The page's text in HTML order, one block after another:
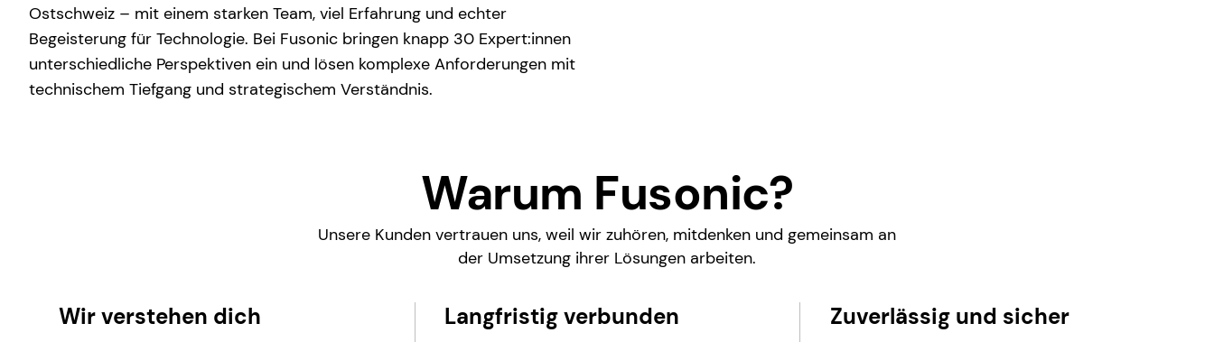
Ostschweiz – mit einem starken Team, viel Erfahrung und echter
Begeisterung für Technologie. Bei Fusonic bringen knapp 30 Expert:innen
unterschiedliche Perspektiven ein und lösen komplexe Anforderungen mit
technischem Tiefgang und strategischem Verständnis.
Warum Fusonic?
Unsere Kunden vertrauen uns, weil wir zuhören, mitdenken und gemeinsam an
der Umsetzung ihrer Lösungen arbeiten.
Wir verstehen dich Langfristig verbunden Zuverlässig und sicher